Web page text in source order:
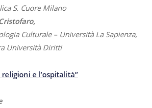
S. Cuore Milano
Culturale – Università La Sapienza,
Università Diritti
e l’ospitalità”